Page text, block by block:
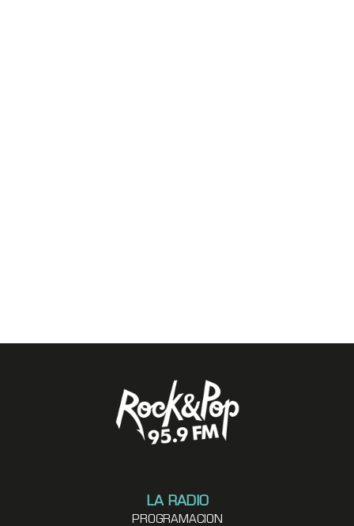
LA RADIO
PROGRAMACION